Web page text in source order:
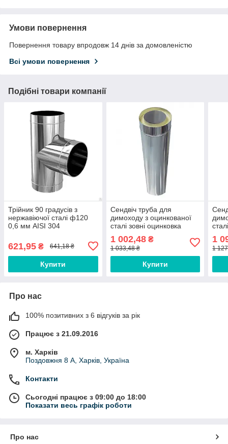
Умови повернення
Повернення товару впродовж 14 днів за домовленістю
Всі умови повернення
Подібні товари компанії
Трійник 90 градусів з
нержавіючої сталі ф120
0,6 мм AISI 304
621,95 ₴ 641,18 ₴
Купити
Сендвіч труба для
димоходу з оцинкованої
сталі зовні оцинковка
мм
1 002,48₴
1 033,48 ₴
Купити
мм
1
1
Про нас
100% позитивних з 6 відгуків за рік
Працює з 21.09.2016
м. Харків
Поздовжня 8 А, Харків, Україна
Контакти
Сьогодні працює з 09:00 до 18:00
Показати весь графік роботи
Про нас